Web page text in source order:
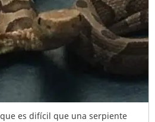
es difícil que una serpiente